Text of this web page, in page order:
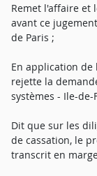
Remet l'affaire et
avant ce
de Paris ;
En application de
rejette la
systèmes - Ile-de-
Dit que sur les
de cassation, le
transcrit en